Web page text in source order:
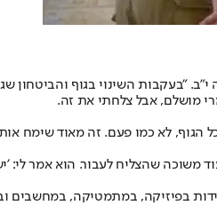
"בעקבות השינוי בגוף והביטחון
מושלם, אבל צלחתי את זה.
הגוף, לא כמו פעם. זה מאוד שימח
שהצליח לעבור. הוא אמר לי:
בפיזיקה, במתמטיקה, במחשבים